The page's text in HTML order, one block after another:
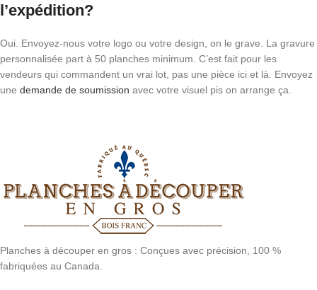
l’expédition?
Oui. Envoyez-nous votre logo ou votre design, on le grave. La gravure
personnalisée part à 50 planches minimum. C’est fait pour les
vendeurs qui commandent un vrai lot, pas une pièce ici et là. Envoyez
une demande de soumission avec votre visuel pis on arrange ça.
Planches à découper en gros : Conçues avec précision, 100 %
fabriquées au Canada.